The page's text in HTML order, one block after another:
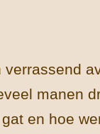
manen
en hoe